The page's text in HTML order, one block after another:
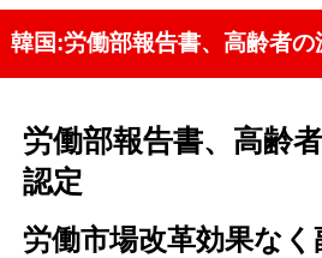
韓国:労働部報告書、高齢者
労働部報告書、高齢
認定
労働市場改革効果な